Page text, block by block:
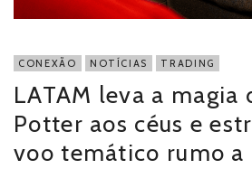
CONEXÃO NOTÍCIAS TRADING
LATAM leva a magia
Potter aos céus e
voo temático rumo